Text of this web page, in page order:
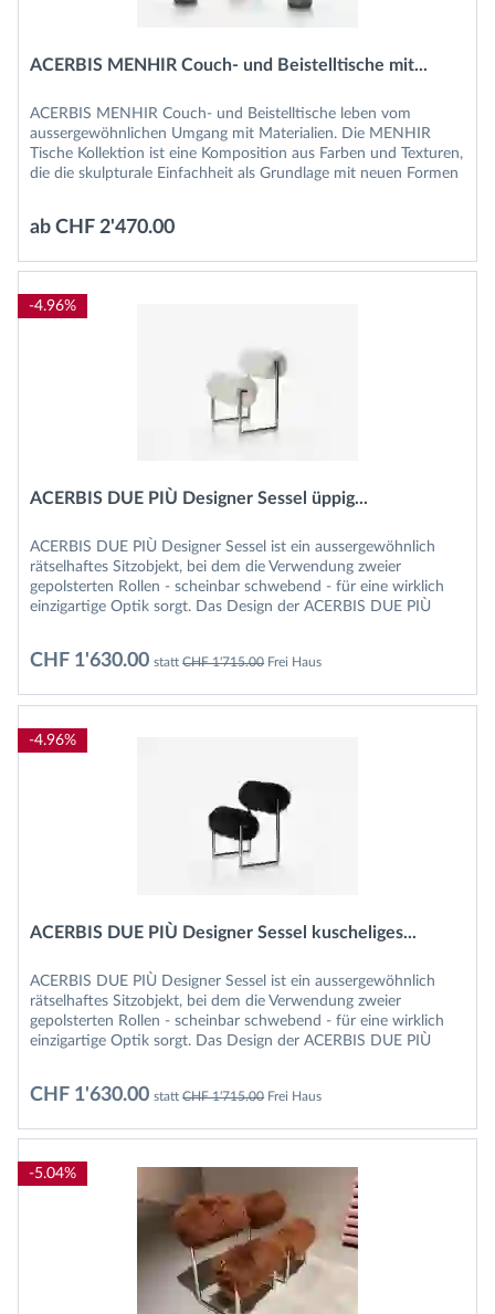
ACERBIS MENHIR Couch- und Beistelltische mit...
ACERBIS MENHIR Couch- und Beistelltische leben vom
aussergewöhnlichen Umgang mit Materialien. Die MENHIR
Tische Kollektion ist eine Komposition aus Farben und Texturen,
die die skulpturale Einfachheit als Grundlage mit neuen Formen
ab CHF 2'470.00
-4.96%
ACERBIS DUE PIÙ Designer Sessel üppig...
ACERBIS DUE PIÙ Designer Sessel ist ein aussergewöhnlich
rätselhaftes Sitzobjekt, bei dem die Verwendung zweier
gepolsterten Rollen - scheinbar schwebend - für eine wirklich
einzigartige Optik sorgt. Das Design der ACERBIS DUE PIÙ
CHF 1'630.00 stattCHF 1'715.00Frei Haus
-4.96%
ACERBIS DUE PIÙ Designer Sessel kuscheliges...
ACERBIS DUE PIÙ Designer Sessel ist ein aussergewöhnlich
rätselhaftes Sitzobjekt, bei dem die Verwendung zweier
gepolsterten Rollen - scheinbar schwebend - für eine wirklich
einzigartige Optik sorgt. Das Design der ACERBIS DUE PIÙ
CHF 1'630.00 stattCHF 1'715.00Frei Haus
-5.04%